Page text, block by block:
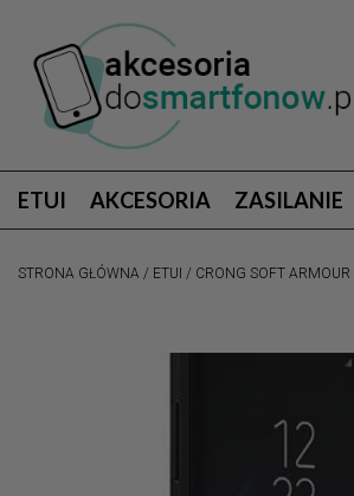
ETUI AKCESORIA ZASILANIE
STRONA GŁÓWNA / ETUI / CRONG SOFT